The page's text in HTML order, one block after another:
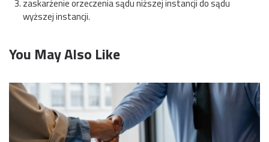
zaskarżenie orzeczenia sądu niższej instancji do sądu
wyższej instancji.
You May Also Like